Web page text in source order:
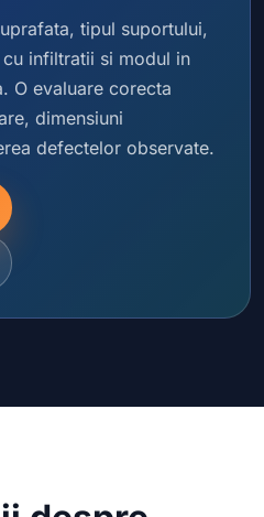
tipul suportului,
infiltratii si modul in
O evaluare corecta
dimensiuni
defectelor observate.